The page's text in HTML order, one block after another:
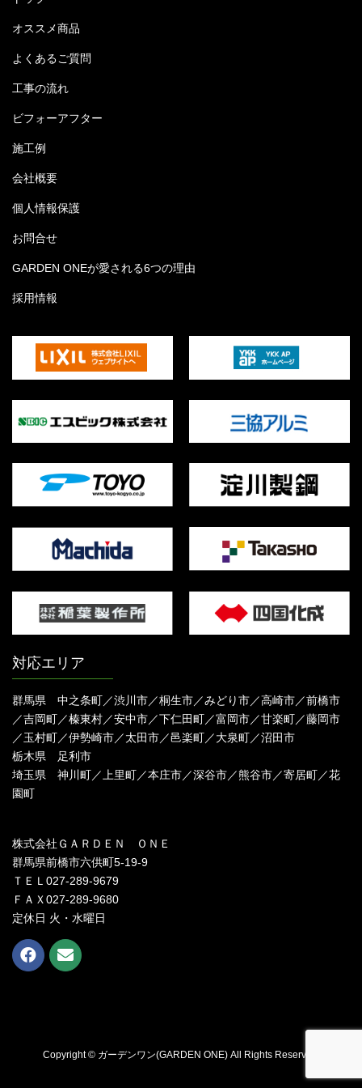
オススメ商品
よくあるご質問
工事の流れ
ビフォーアフター
施工例
会社概要
個人情報保護
お問合せ
GARDEN ONEが愛される6つの理由
採用情報
対応エリア
群馬県 中之条町／渋川市／桐生市／みどり市／高崎市／前橋市
／吉岡町／榛東村／安中市／下仁田町／富岡市／甘楽町／藤岡市
／玉村町／伊勢崎市／太田市／邑楽町／大泉町／沼田市
栃木県 足利市
埼玉県 神川町／上里町／本庄市／深谷市／熊谷市／寄居町／花
園町
株式会社ＧＡＲＤＥＮ ＯＮＥ
群馬県前橋市六供町5-19-9
ＴＥＬ027-289-9679
ＦＡＸ027-289-9680
定休日 火・水曜日
Copyright © ガーデンワン(GARDEN ONE) All Rights Reserved.